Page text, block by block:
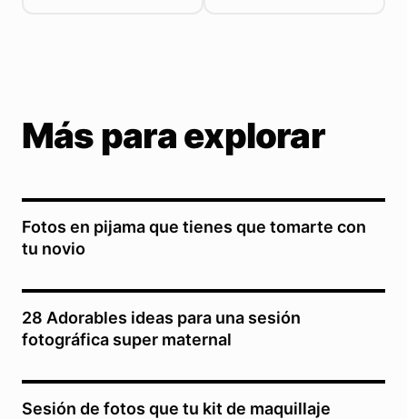
Más para explorar
Fotos en pijama que tienes que tomarte con
tu novio
28 Adorables ideas para una sesión
fotográfica super maternal
Sesión de fotos que tu kit de maquillaje